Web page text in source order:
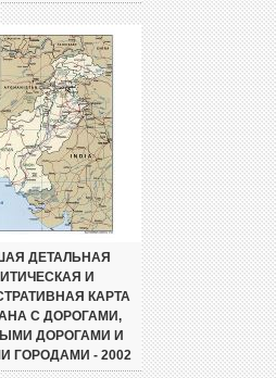
ДЕТАЛЬНАЯ
И
КАРТА
С ДОРОГАМИ,
ДОРОГАМИ И
ГОРОДАМИ - 2002